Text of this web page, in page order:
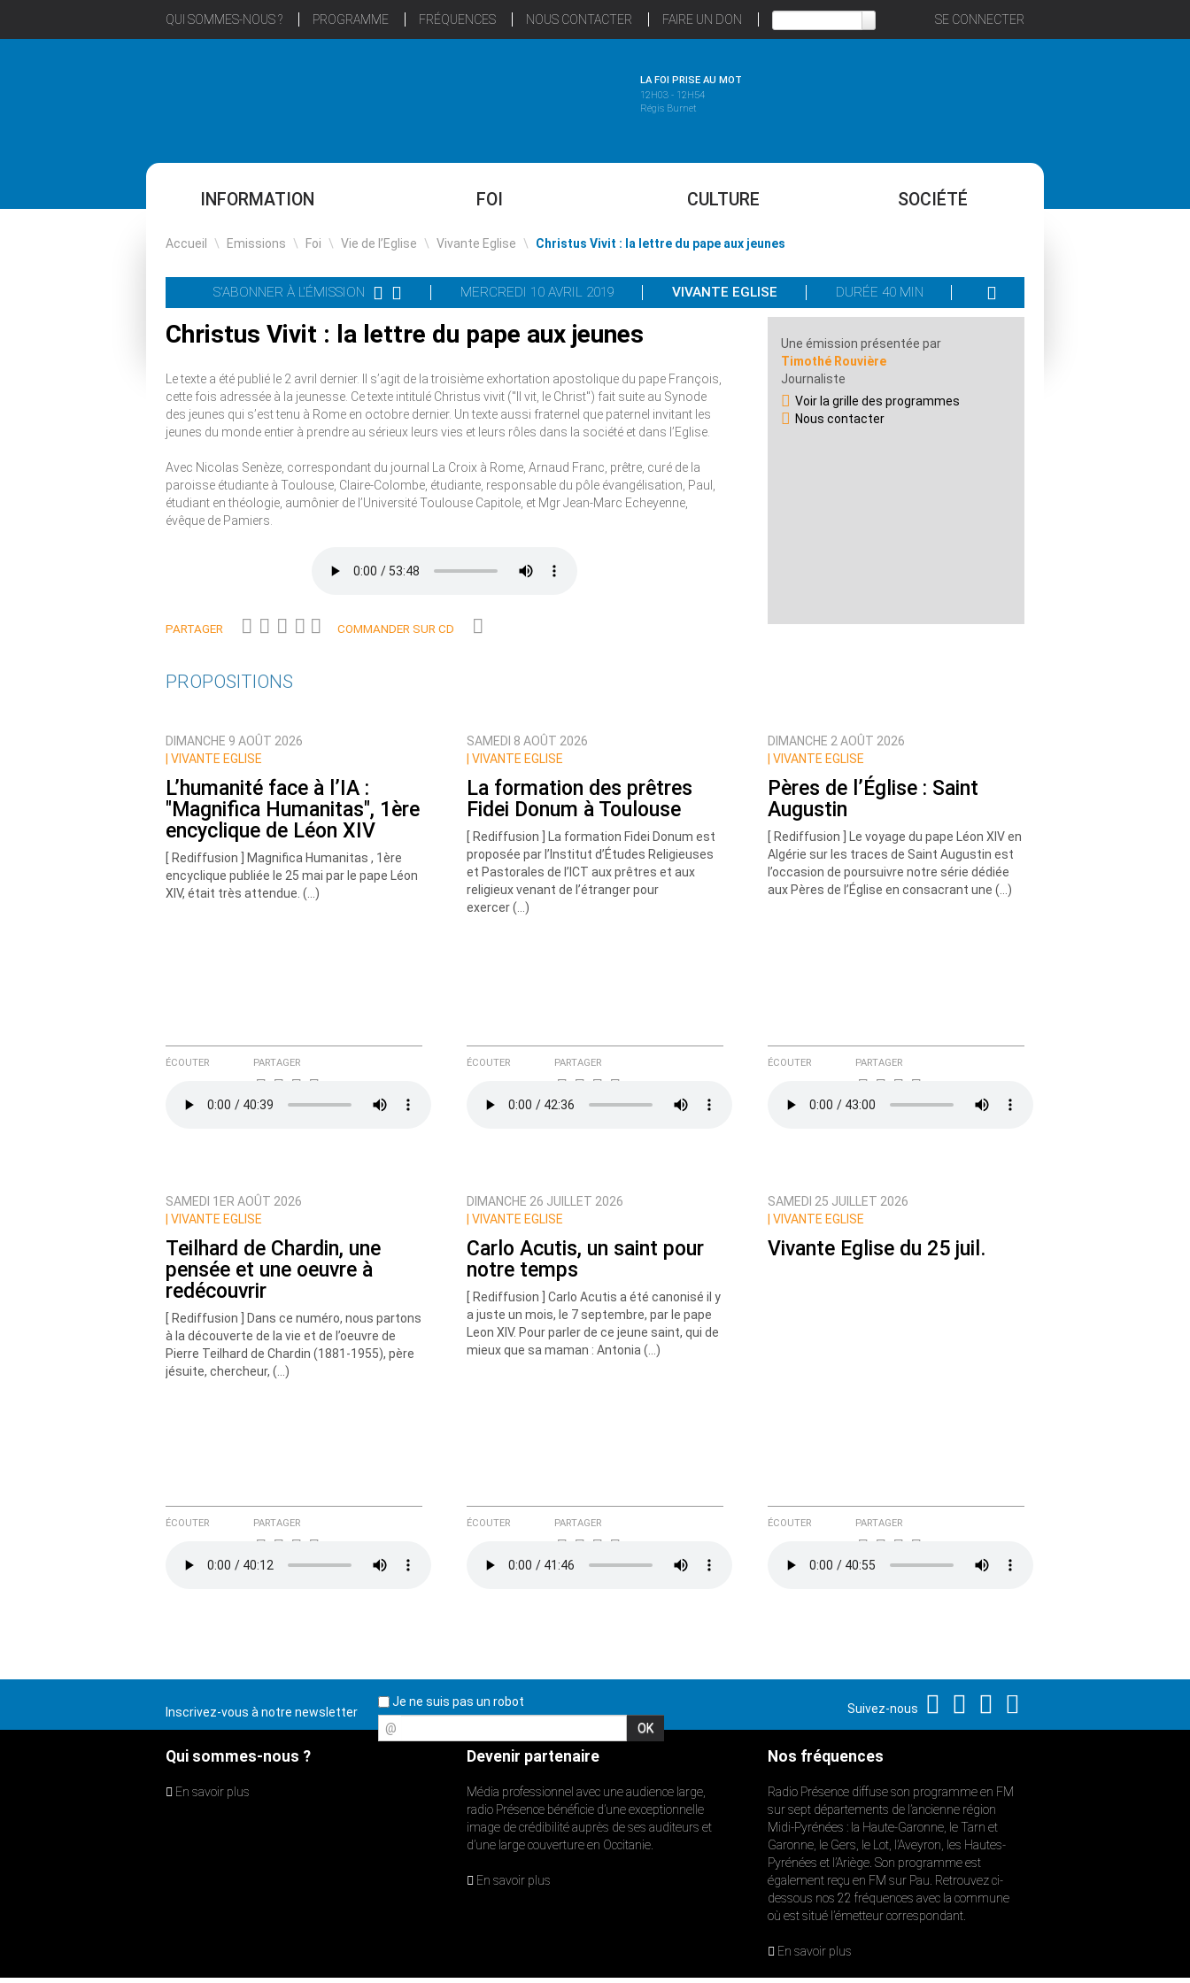
QUI SOMMES-NOUS ? PROGRAMME FRÉQUENCES NOUS CONTACTER FAIRE UN DON SE CONNECTER
LA FOI PRISE AU MOT
12H03 - 12H54
Régis Burnet
INFORMATION FOI CULTURE SOCIÉTÉ
Accueil \ Emissions \ Foi \ Vie de l’Eglise \ Vivante Eglise \ Christus Vivit : la lettre du pape aux jeunes
S'ABONNER À L'ÉMISSION MERCREDI 10 AVRIL 2019 VIVANTE EGLISE DURÉE 40 MIN
Christus Vivit : la lettre du pape aux jeunes
Le texte a été publié le 2 avril dernier. Il s’agit de la troisième exhortation apostolique du pape François,
cette fois adressée à la jeunesse. Ce texte intitulé Christus vivit ("Il vit, le Christ") fait suite au Synode
des jeunes qui s’est tenu à Rome en octobre dernier. Un texte aussi fraternel que paternel invitant les
jeunes du monde entier à prendre au sérieux leurs vies et leurs rôles dans la société et dans l’Eglise.
Avec Nicolas Senèze, correspondant du journal La Croix à Rome, Arnaud Franc, prêtre, curé de la
paroisse étudiante à Toulouse, Claire-Colombe, étudiante, responsable du pôle évangélisation, Paul,
étudiant en théologie, aumônier de l’Université Toulouse Capitole, et Mgr Jean-Marc Echeyenne,
évêque de Pamiers.
PARTAGER COMMANDER SUR CD
Une émission présentée par
Timothé Rouvière
Journaliste
Voir la grille des programmes
Nous contacter
PROPOSITIONS
DIMANCHE 9 AOÛT 2026
VIVANTE EGLISE
L’humanité face à l’IA :
"Magnifica Humanitas", 1ère
encyclique de Léon XIV
[ Rediffusion ] Magnifica Humanitas , 1ère
encyclique publiée le 25 mai par le pape Léon
XIV, était très attendue. (…)
ÉCOUTER PARTAGER
SAMEDI 8 AOÛT 2026
VIVANTE EGLISE
La formation des prêtres
Fidei Donum à Toulouse
[ Rediffusion ] La formation Fidei Donum est
proposée par l’Institut d’Études Religieuses
et Pastorales de l’ICT aux prêtres et aux
religieux venant de l’étranger pour
exercer (…)
ÉCOUTER PARTAGER
DIMANCHE 2 AOÛT 2026
VIVANTE EGLISE
Pères de l’Église : Saint
Augustin
[ Rediffusion ] Le voyage du pape Léon XIV en
Algérie sur les traces de Saint Augustin est
l’occasion de poursuivre notre série dédiée
aux Pères de l’Église en consacrant une (…)
ÉCOUTER PARTAGER
SAMEDI 1ER AOÛT 2026
VIVANTE EGLISE
Teilhard de Chardin, une
pensée et une oeuvre à
redécouvrir
[ Rediffusion ] Dans ce numéro, nous partons
à la découverte de la vie et de l’oeuvre de
Pierre Teilhard de Chardin (1881-1955), père
jésuite, chercheur, (…)
ÉCOUTER PARTAGER
DIMANCHE 26 JUILLET 2026
VIVANTE EGLISE
Carlo Acutis, un saint pour
notre temps
[ Rediffusion ] Carlo Acutis a été canonisé il y
a juste un mois, le 7 septembre, par le pape
Leon XIV. Pour parler de ce jeune saint, qui de
mieux que sa maman : Antonia (…)
ÉCOUTER PARTAGER
SAMEDI 25 JUILLET 2026
VIVANTE EGLISE
Vivante Eglise du 25 juil.
ÉCOUTER PARTAGER
Inscrivez-vous à notre newsletter
Je ne suis pas un robot
@
Suivez-nous
Qui sommes-nous ?
En savoir plus
Devenir partenaire
Média professionnel avec une audience large,
radio Présence bénéficie d’une exceptionnelle
image de crédibilité auprès de ses auditeurs et
d’une large couverture en Occitanie.
En savoir plus
Nos fréquences
Radio Présence diffuse son programme en FM
sur sept départements de l’ancienne région
Midi-Pyrénées : la Haute-Garonne, le Tarn et
Garonne, le Gers, le Lot, l’Aveyron, les Hautes-
Pyrénées et l’Ariège. Son programme est
également reçu en FM sur Pau. Retrouvez ci-
dessous nos 22 fréquences avec la commune
où est situé l’émetteur correspondant.
En savoir plus